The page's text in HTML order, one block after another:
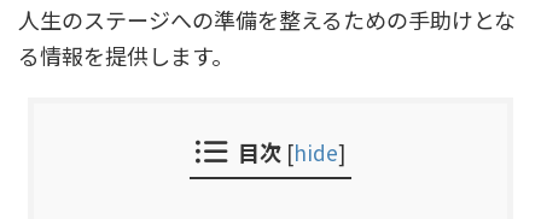
人生のステージへの準備を整えるための手助けとな
る情報を提供します。
目次 [hide]